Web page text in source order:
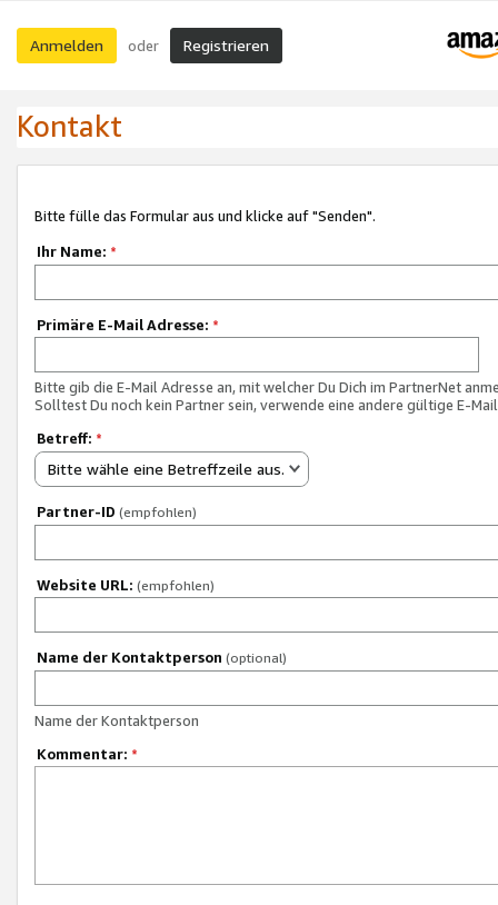
Anmelden oder Registrieren
Kontakt
Bitte fülle das Formular aus und klicke auf "Senden".
Ihr Name: *
Primäre E-Mail Adresse: *
Bitte gib die E-Mail Adresse an, mit welcher Du Dich im PartnerNet
Solltest Du noch kein Partner sein, verwende eine andere gültige E-
Betreff: *
Bitte wähle eine Betreffzeile aus.
Partner-ID (empfohlen)
Website URL: (empfohlen)
Name der Kontaktperson (optional)
Name der Kontaktperson
Kommentar: *